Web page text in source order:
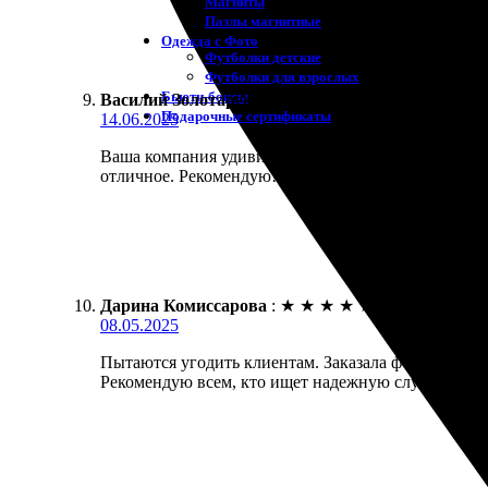
Пазлы магнитные
Одежда с Фото
Футболки детские
Футболки для взрослых
Бьюти-боксы
Подарочные сертификаты
Василий Золотарев
14.06.2025
Ваша компания удивила. Заказал печать фото
отличное. Рекомендую!
Дарина Комиссарова : ★ ★ ★ ★ ★
08.05.2025
Пытаются угодить клиентам. Заказала фотопечать
Рекомендую всем, кто ищет надежную службу